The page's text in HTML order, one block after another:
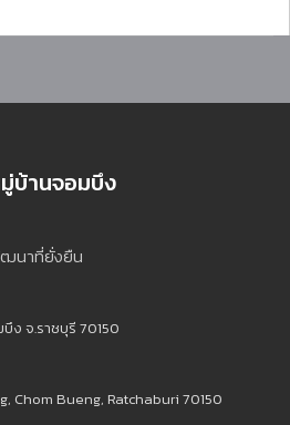
บ้านจอมบึง
นาที่ยั่งยืน
ง จ.ราชบุรี 70150
Chom Bueng, Ratchaburi 70150